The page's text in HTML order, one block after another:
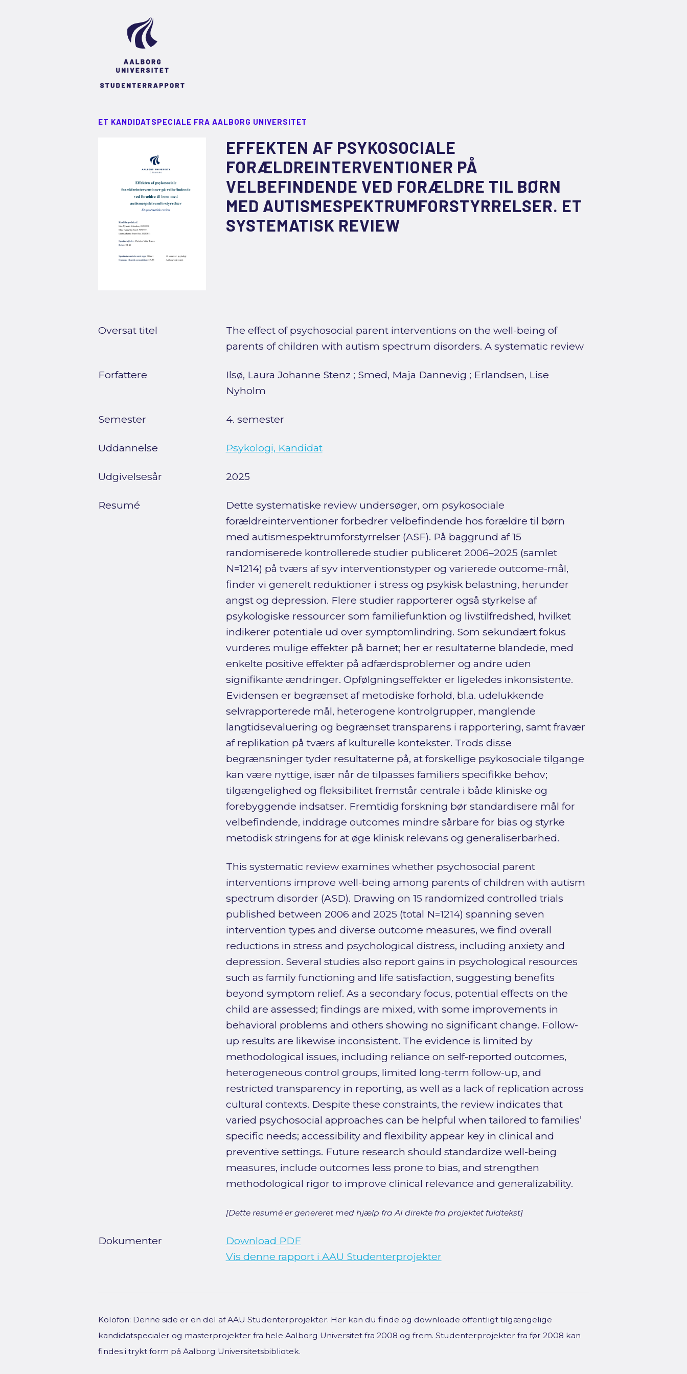
ET KANDIDATSPECIALE FRA AALBORG UNIVERSITET
EFFEKTEN AF PSYKOSOCIALE
FORÆLDREINTERVENTIONER PÅ
VELBEFINDENDE VED FORÆLDRE TIL BØRN
MED AUTISMESPEKTRUMFORSTYRRELSER. ET
SYSTEMATISK REVIEW
Oversat titel
The effect of psychosocial parent interventions on the well-being of
parents of children with autism spectrum disorders. A systematic review
Forfattere Ilsø, Laura Johanne Stenz ; Smed, Maja Dannevig ; Erlandsen, Lise
Nyholm
Semester 4. semester
Uddannelse Psykologi, Kandidat
Udgivelsesår 2025
Resumé
Dette systematiske review undersøger, om psykosociale
forældreinterventioner forbedrer velbefindende hos forældre til børn
med autismespektrumforstyrrelser (ASF). På baggrund af 15
randomiserede kontrollerede studier publiceret 2006–2025 (samlet
N=1214) på tværs af syv interventionstyper og varierede outcome-mål,
finder vi generelt reduktioner i stress og psykisk belastning, herunder
angst og depression. Flere studier rapporterer også styrkelse af
psykologiske ressourcer som familiefunktion og livstilfredshed, hvilket
indikerer potentiale ud over symptomlindring. Som sekundært fokus
vurderes mulige effekter på barnet; her er resultaterne blandede, med
enkelte positive effekter på adfærdsproblemer og andre uden
signifikante ændringer. Opfølgningseffekter er ligeledes inkonsistente.
Evidensen er begrænset af metodiske forhold, bl.a. udelukkende
selvrapporterede mål, heterogene kontrolgrupper, manglende
langtidsevaluering og begrænset transparens i rapportering, samt fravær
af replikation på tværs af kulturelle kontekster. Trods disse
begrænsninger tyder resultaterne på, at forskellige psykosociale tilgange
kan være nyttige, især når de tilpasses familiers specifikke behov;
tilgængelighed og fleksibilitet fremstår centrale i både kliniske og
forebyggende indsatser. Fremtidig forskning bør standardisere mål for
velbefindende, inddrage outcomes mindre sårbare for bias og styrke
metodisk stringens for at øge klinisk relevans og generaliserbarhed.
This systematic review examines whether psychosocial parent
interventions improve well-being among parents of children with autism
spectrum disorder (ASD). Drawing on 15 randomized controlled trials
published between 2006 and 2025 (total N=1214) spanning seven
intervention types and diverse outcome measures, we find overall
reductions in stress and psychological distress, including anxiety and
depression. Several studies also report gains in psychological resources
such as family functioning and life satisfaction, suggesting benefits
beyond symptom relief. As a secondary focus, potential effects on the
child are assessed; findings are mixed, with some improvements in
behavioral problems and others showing no significant change. Follow-
up results are likewise inconsistent. The evidence is limited by
methodological issues, including reliance on self-reported outcomes,
heterogeneous control groups, limited long-term follow-up, and
restricted transparency in reporting, as well as a lack of replication across
cultural contexts. Despite these constraints, the review indicates that
varied psychosocial approaches can be helpful when tailored to families’
specific needs; accessibility and flexibility appear key in clinical and
preventive settings. Future research should standardize well-being
measures, include outcomes less prone to bias, and strengthen
methodological rigor to improve clinical relevance and generalizability.
[Dette resumé er genereret med hjælp fra AI direkte fra projektet fuldtekst]
Dokumenter
Download PDF
Vis denne rapport i AAU Studenterprojekter
Kolofon: Denne side er en del af AAU Studenterprojekter. Her kan du finde og downloade offentligt tilgængelige
kandidatspecialer og masterprojekter fra hele Aalborg Universitet fra 2008 og frem. Studenterprojekter fra før 2008 kan
findes i trykt form på Aalborg Universitetsbibliotek.